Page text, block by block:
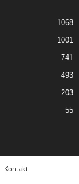
1068
1001
741
493
203
55
Kontakt